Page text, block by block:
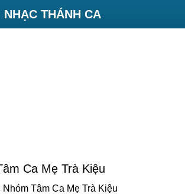
NHẠC THÁNH CA
Ca Mẹ Trà Kiệu
Nhóm Tâm Ca Mẹ Trà Kiệu